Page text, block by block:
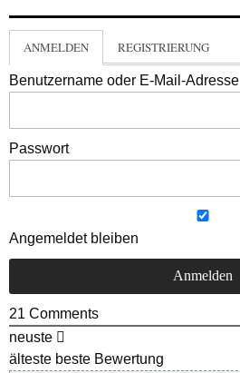
ANMELDEN REGISTRIERUNG
Benutzername oder E-Mail-Adresse
Passwort
Angemeldet bleiben
21 Comments
neuste
älteste beste Bewertung